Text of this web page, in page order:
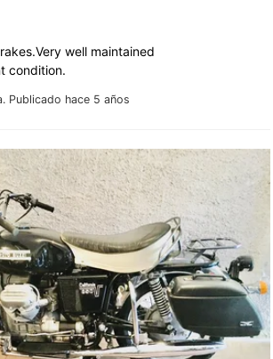
Publicado hace 5 años
well maintained
condition.